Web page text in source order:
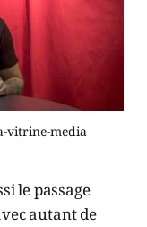
vitrine-media
le passage
autant de